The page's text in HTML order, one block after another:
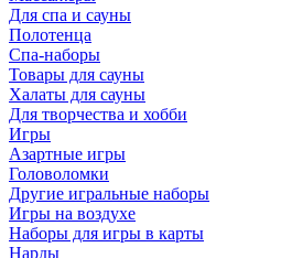
Для спа и сауны
Полотенца
Спа-наборы
Товары для сауны
Халаты для сауны
Для творчества и хобби
Игры
Азартные игры
Головоломки
Другие игральные наборы
Игры на воздухе
Наборы для игры в карты
Нарды